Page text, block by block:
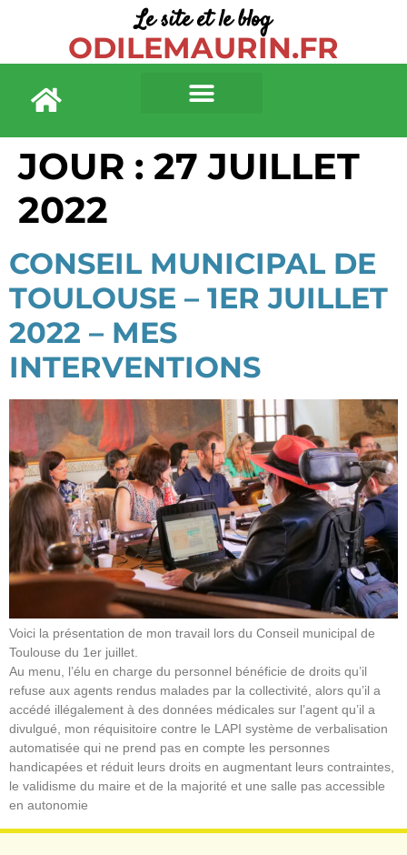
Le site et le blog
ODILEMAURIN.FR
JOUR : 27 JUILLET
2022
CONSEIL MUNICIPAL DE
TOULOUSE – 1ER JUILLET
2022 – MES
INTERVENTIONS
Voici la présentation de mon travail lors du Conseil municipal de
Toulouse du 1er juillet.
Au menu, l’élu en charge du personnel bénéficie de droits qu’il
refuse aux agents rendus malades par la collectivité, alors qu’il a
accédé illégalement à des données médicales sur l’agent qu’il a
divulgué, mon réquisitoire contre le LAPI système de verbalisation
automatisée qui ne prend pas en compte les personnes
handicapées et réduit leurs droits en augmentant leurs contraintes,
le validisme du maire et de la majorité et une salle pas accessible
en autonomie